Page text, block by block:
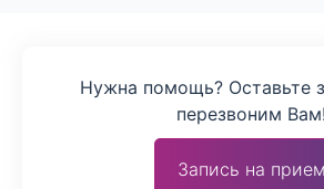
Нужна помощь? Оставьте
перезвоним Вам!
Запись на прием